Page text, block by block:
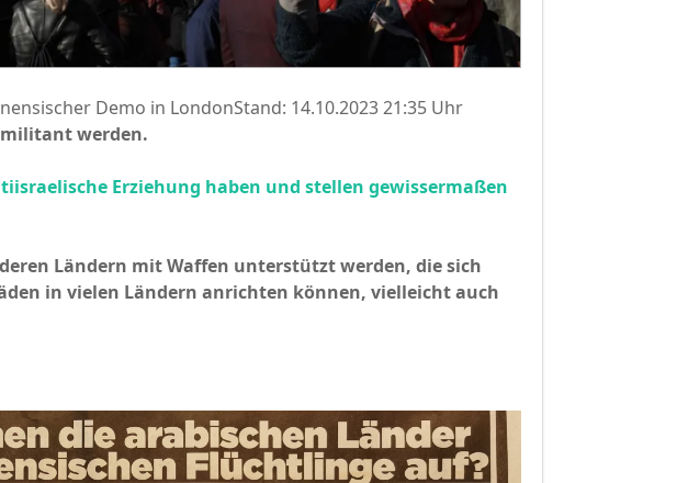
Demo in LondonStand: 14.10.2023 21:35 Uhr
werden.
Erziehung haben und stellen gewissermaßen
Ländern mit Waffen unterstützt werden, die sich
in vielen Ländern anrichten können, vielleicht auch